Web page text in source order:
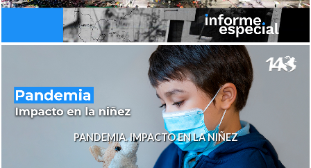
PANDEMIA. IMPACTO EN LA NIÑEZ